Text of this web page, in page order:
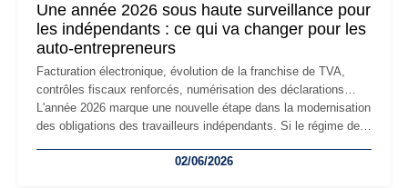
Une année 2026 sous haute surveillance pour
les indépendants : ce qui va changer pour les
auto-entrepreneurs
Facturation électronique, évolution de la franchise de TVA,
contrôles fiscaux renforcés, numérisation des déclarations…
L'année 2026 marque une nouvelle étape dans la modernisation
des obligations des travailleurs indépendants. Si le régime de
les auto-entrepreneurs devront s'adapter à un environnement
02/06/2026